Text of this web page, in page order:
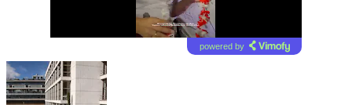
powered by